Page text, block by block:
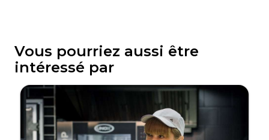
Vous pourriez aussi être
intéressé par